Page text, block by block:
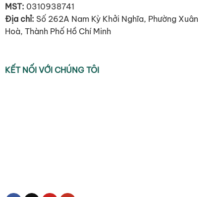
MST: 0310938741
Địa chỉ: Số 262A Nam Kỳ Khởi Nghĩa, Phường Xuân
Hoà, Thành Phố Hồ Chí Minh
KẾT NỐI VỚI CHÚNG TÔI